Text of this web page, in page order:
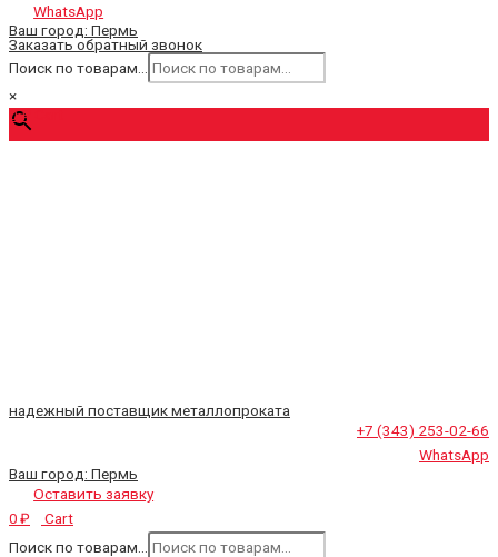
WhatsApp
Ваш город: Пермь
Заказать обратный звонок
Поиск по товарам...
×
0₽
надежный поставщик металлопроката
+7 (343) 253-02-66
WhatsApp
Ваш город: Пермь
Оставить заявку
0 ₽
Cart
Поиск по товарам...